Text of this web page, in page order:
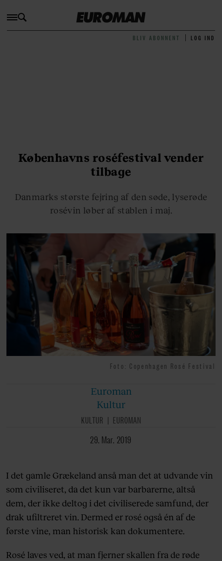
BLIV ABONNENT LOG IND
Københavns roséfestival vender
tilbage
Danmarks største fejring af den søde, lyserøde
rosévin løber af stablen i maj.
Foto: Copenhagen Rosé Festival
Euroman
Kultur
KULTUR
EUROMAN
29. Mar. 2019
I det gamle Grækeland anså man det at udvande vin
som civiliseret, da det kun var barbarerne, altså
dem, der ikke deltog i det civiliserede samfund, der
drak ufiltreret vin. Dermed er rosé også én af de
første vine, man historisk kan dokumentere.
Rosé laves ved, at man fjerner skallen fra de røde